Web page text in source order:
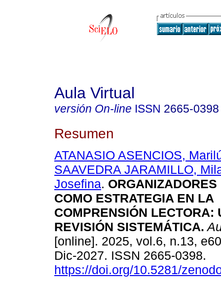
Aula Virtual
versión On-line ISSN 2665-0398
Resumen
ATANASIO ASENCIOS,
SAAVEDRA JARAMILLO,
Josefina.
COMO ESTRATEGIA EN LA
COMPRENSIÓN LECTORA:
REVISIÓN SISTEMÁTICA.
[online]. 2025, vol.6, n.13,
Dic-2027. ISSN 2665-0398.
https://doi.org/10.5281/